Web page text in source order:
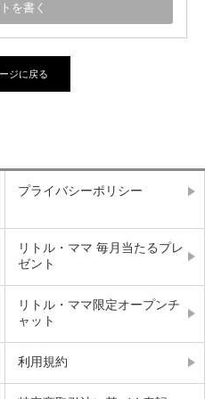
ジに戻る
プライバシーポリシー
リトル・ママ 毎月当たるプレ
ゼント
リトル・ママ限定オープンチ
ャット
利用規約